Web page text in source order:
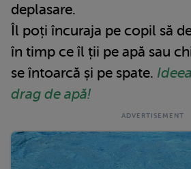
deplasare.
Îl poți încuraja pe copil să
în timp ce îl ții pe apă sau
se întoarcă și pe spate.
drag de apă!